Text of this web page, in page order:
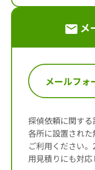
メ
メールフォ
探偵依頼に関す
各所に設置され
ご利用ください
用見積りにも対応